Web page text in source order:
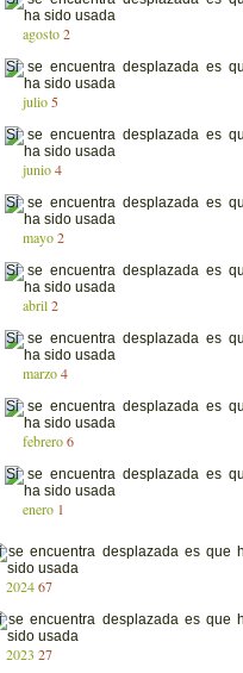
agosto 2
julio 5
junio 4
mayo 2
abril 2
marzo 4
febrero 6
enero 1
202467
2023 27